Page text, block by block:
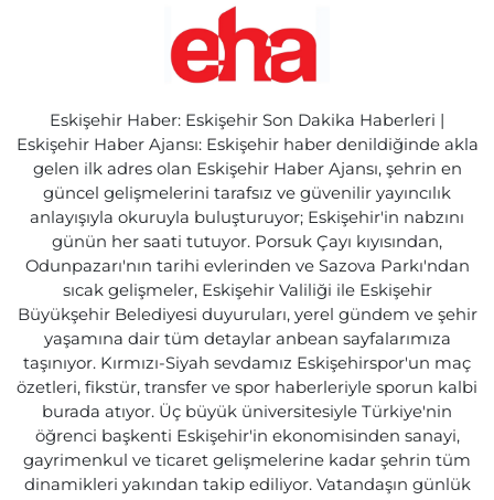
Eskişehir Haber: Eskişehir Son Dakika Haberleri |
Eskişehir Haber Ajansı: Eskişehir haber denildiğinde akla
gelen ilk adres olan Eskişehir Haber Ajansı, şehrin en
güncel gelişmelerini tarafsız ve güvenilir yayıncılık
anlayışıyla okuruyla buluşturuyor; Eskişehir'in nabzını
günün her saati tutuyor. Porsuk Çayı kıyısından,
Odunpazarı'nın tarihi evlerinden ve Sazova Parkı'ndan
sıcak gelişmeler, Eskişehir Valiliği ile Eskişehir
Büyükşehir Belediyesi duyuruları, yerel gündem ve şehir
yaşamına dair tüm detaylar anbean sayfalarımıza
taşınıyor. Kırmızı-Siyah sevdamız Eskişehirspor'un maç
özetleri, fikstür, transfer ve spor haberleriyle sporun kalbi
burada atıyor. Üç büyük üniversitesiyle Türkiye'nin
öğrenci başkenti Eskişehir'in ekonomisinden sanayi,
gayrimenkul ve ticaret gelişmelerine kadar şehrin tüm
dinamikleri yakından takip ediliyor. Vatandaşın günlük